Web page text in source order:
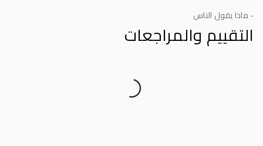
- ماذا يقول الناس
التقييم والمراجعات